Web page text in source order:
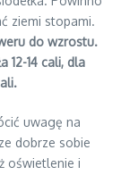
ziemi stopami.
do wzrostu.
12-14 cali, dla
uwagę na
dobrze sobie
oświetlenie i